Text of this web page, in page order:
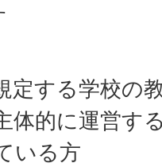
定する学校の
体的に運営す
いる方